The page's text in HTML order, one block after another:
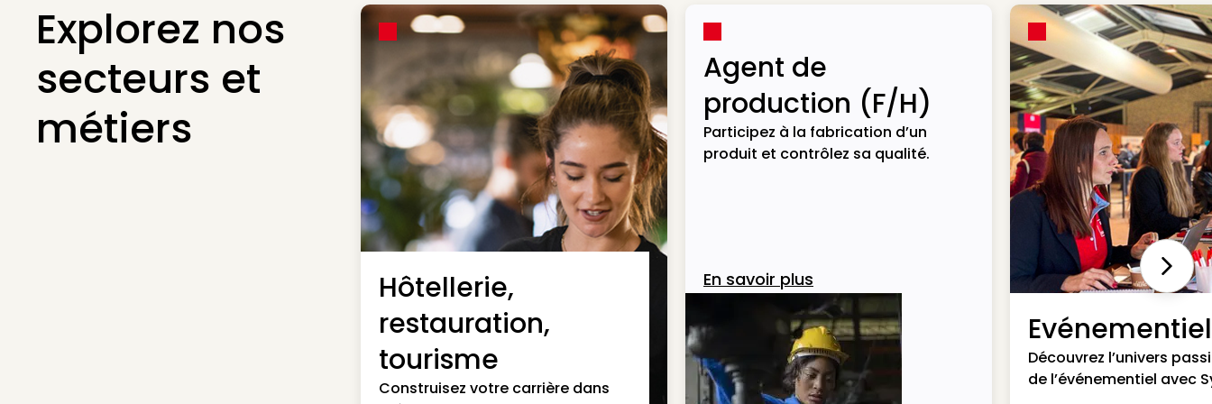
Explorez nos
secteurs et
métiers
Hôtellerie,
restauration,
tourisme
Construisez votre carrière dans
Agent de
production (F/H)
Participez à la fabrication d’un
produit et contrôlez sa qualité.
En savoir plus
Evénementiel
Découvrez l’univers
de l’événementiel avec
Next